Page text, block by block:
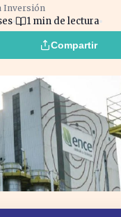
Inversión
1 min de lectura
Compartir